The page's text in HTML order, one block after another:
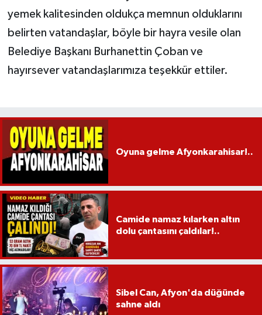
yemek kalitesinden oldukça memnun olduklarını
belirten vatandaşlar, böyle bir hayra vesile olan
Belediye Başkanı Burhanettin Çoban ve
hayırsever vatandaşlarımıza teşekkür ettiler.
Oyuna gelme Afyonkarahisar!..
Camide namaz kılarken altın
dolu çantasını çaldılar!..
Sibel Can, Afyon'da düğünde
sahne aldı